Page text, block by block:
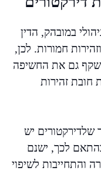
במובהק, הדין
חמורות. לכן,
גם את החשיפה
זהירות
שלדירקטורים יש
לכך, ישנם
והתחייבות לשיפוי